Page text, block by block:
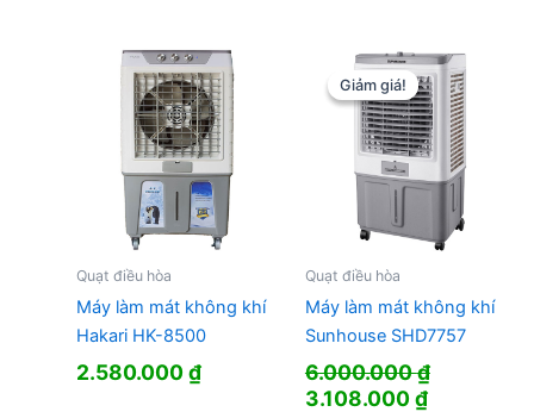
9.900.000 ₫.là:
Quạt điều hòa
Máy làm mát không khí
Hakari HK-8500
2.580.000₫
Giảm giá!
Giảm giá!
Quạt điều hòa
Máy làm mát không khí
Sunhouse SHD7757
6.000.000₫
Giá
3.108.000₫Giá